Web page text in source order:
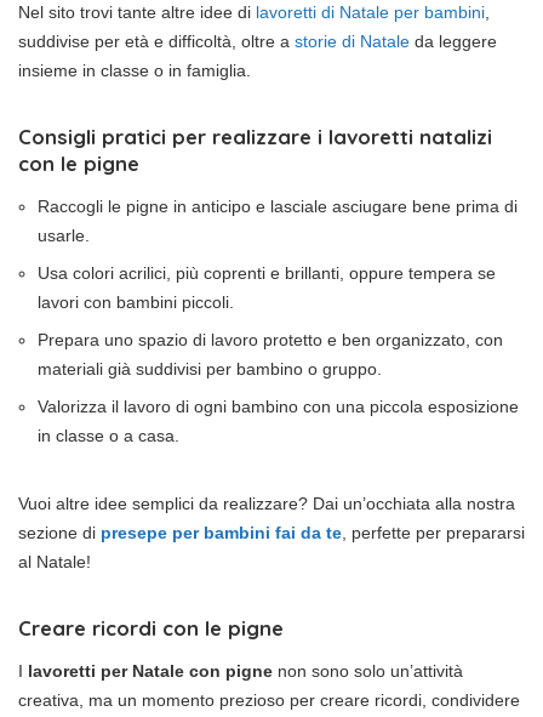
Nel sito trovi tante altre idee di lavoretti di Natale per bambini
suddivise per età e difficoltà, oltre a storie di Natale da leggere
insieme in classe o in famiglia.
Consigli pratici per realizzare i lavoretti natalizi
con le pigne
Raccogli le pigne in anticipo e lasciale asciugare bene prima di
usarle.
Usa colori acrilici, più coprenti e brillanti, oppure tempera se
lavori con bambini piccoli.
Prepara uno spazio di lavoro protetto e ben organizzato, con
materiali già suddivisi per bambino o gruppo.
Valorizza il lavoro di ogni bambino con una piccola esposizione
in classe o a casa.
Vuoi altre idee semplici da realizzare? Dai un’occhiata alla nostra
sezione di presepe per bambini fai da te , perfette per prepararsi
al Natale!
Creare ricordi con le pigne
I lavoretti per Natale con pigne non sono solo un’attività
creativa, ma un momento prezioso per creare ricordi, condividere